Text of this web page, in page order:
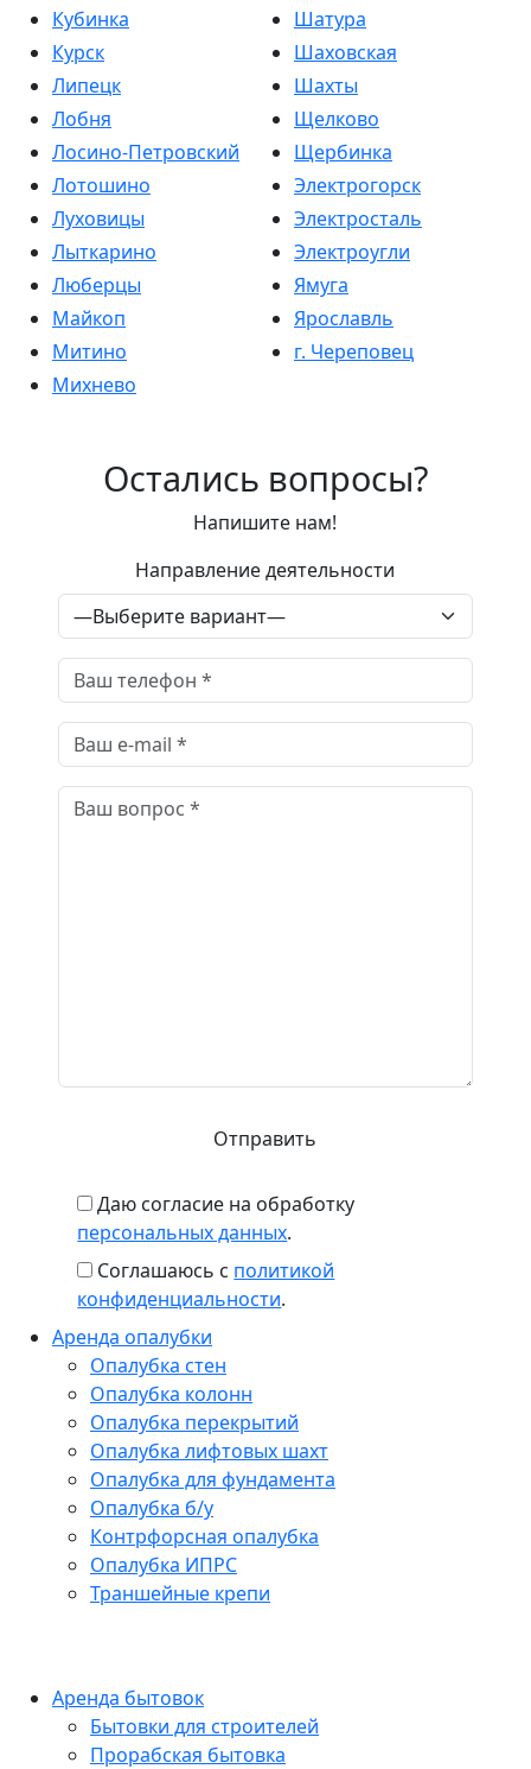
Кубинка
Курск
Липецк
Лобня
Лосино-Петровский
Лотошино
Луховицы
Лыткарино
Люберцы
Майкоп
Митино
Михнево
Шатура
Шаховская
Шахты
Щелково
Щербинка
Электрогорск
Электросталь
Электроугли
Ямуга
Ярославль
г. Череповец
Остались вопросы?
Напишите нам!
Направление деятельности
Даю согласие на обработку
персональных данных.
Соглашаюсь с политикой
конфиденциальности.
Аренда опалубки
Опалубка стен
Опалубка колонн
Опалубка перекрытий
Опалубка лифтовых шахт
Опалубка для фундамента
Опалубка б/у
Контрфорсная опалубка
Опалубка ИПРС
Траншейные крепи
Аренда бытовок
Бытовки для строителей
Прорабская бытовка